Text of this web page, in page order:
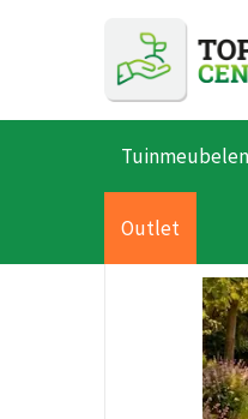
Home Producten
Tuinmeubelen
Outlet